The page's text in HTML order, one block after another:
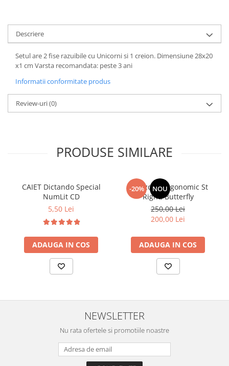
Descriere
Setul are 2 fise razuibile cu Unicorni si 1 creion. Dimensiune 28x20
x1 cm Varsta recomandata: peste 3 ani
Informatii conformitate produs
Review-uri(0)
PRODUSE SIMILARE
CAIET Dictando Special
NumLit CD
5,50 Lei
ADAUGA IN COS
-20% NOU
Ghiozdan ergonomic St
Right, Butterfly
250,00 Lei
200,00 Lei
ADAUGA IN COS
NEWSLETTER
Nu rata ofertele si promotiile noastre